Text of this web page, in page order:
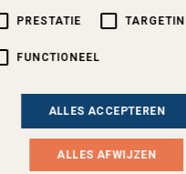
PRESTATIE
FUNCTIONEEL
ALLES ACCEPTEREN
ALLES AFWIJZEN